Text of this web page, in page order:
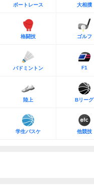
ボートレース 大相撲
格闘技 ゴルフ
バドミントン F1
陸上 Bリーグ
学生バスケ 他競技